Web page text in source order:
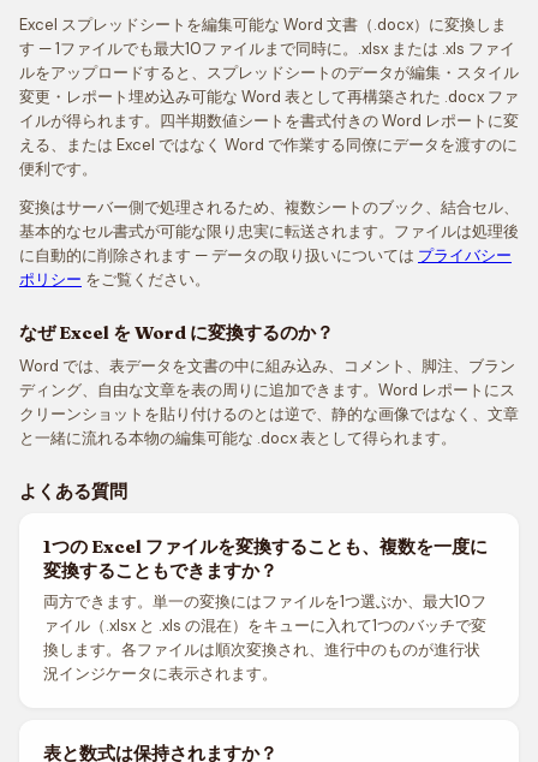
Excel スプレッドシートを編集可能な Word 文書（.docx）に変換しま
す — 1ファイルでも最大10ファイルまで同時に。.xlsx または .xls ファイ
ルをアップロードすると、スプレッドシートのデータが編集・スタイル
変更・レポート埋め込み可能な Word 表として再構築された .docx ファ
イルが得られます。四半期数値シートを書式付きの Word レポートに変
える、または Excel ではなく Word で作業する同僚にデータを渡すのに
便利です。
変換はサーバー側で処理されるため、複数シートのブック、結合セル、
基本的なセル書式が可能な限り忠実に転送されます。ファイルは処理後
に自動的に削除されます — データの取り扱いについては プライバシー
ポリシー をご覧ください。
なぜ Excel を Word に変換するのか？
Word では、表データを文書の中に組み込み、コメント、脚注、ブラン
ディング、自由な文章を表の周りに追加できます。Word レポートにス
クリーンショットを貼り付けるのとは逆で、静的な画像ではなく、文章
と一緒に流れる本物の編集可能な .docx 表として得られます。
よくある質問
1つの Excel ファイルを変換することも、複数を一度に
変換することもできますか？
両方できます。単一の変換にはファイルを1つ選ぶか、最大10フ
ァイル（.xlsx と .xls の混在）をキューに入れて1つのバッチで変
換します。各ファイルは順次変換され、進行中のものが進行状
況インジケータに表示されます。
表と数式は保持されますか？